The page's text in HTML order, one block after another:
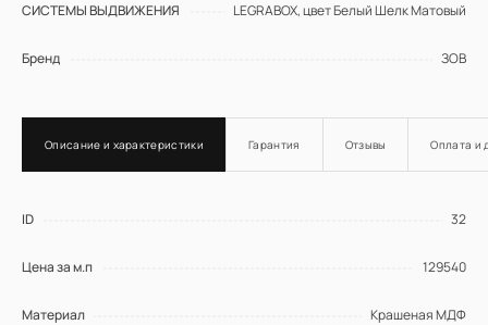
СИСТЕМЫ ВЫДВИЖЕНИЯ LEGRABOX, цвет Белый Шелк Матовый
Бренд ЗОВ
Описание и характеристики Гарантия Отзывы Оплата и
ID 32
Цена за м.п 129540
Материал Крашеная МДФ